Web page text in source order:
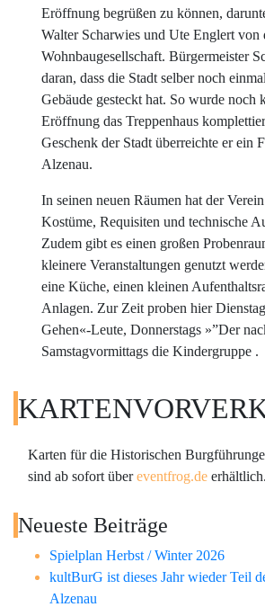
Eröffnung begrüßen zu können,
Walter Scharwies und Ute Englert von
Wohnbaugesellschaft. Bürgermeister
daran, dass die Stadt selber noch
Gebäude gesteckt hat. So wurde noch
Eröffnung das Treppenhaus
Geschenk der Stadt überreichte er ein
Alzenau.
In seinen neuen Räumen hat der
Kostüme, Requisiten und technische
Zudem gibt es einen großen
kleinere Veranstaltungen genutzt
eine Küche, einen kleinen
Anlagen. Zur Zeit proben hier
Gehen«-Leute, Donnerstags »”Der
Samstagvormittags die Kindergruppe .
Karten für die Historischen
sind ab sofort übereventfrog.de erhältlich.
Neueste Beiträge
Spielplan Herbst / Winter 2026
kultBurG ist dieses Jahr wieder Teil
Alzenau